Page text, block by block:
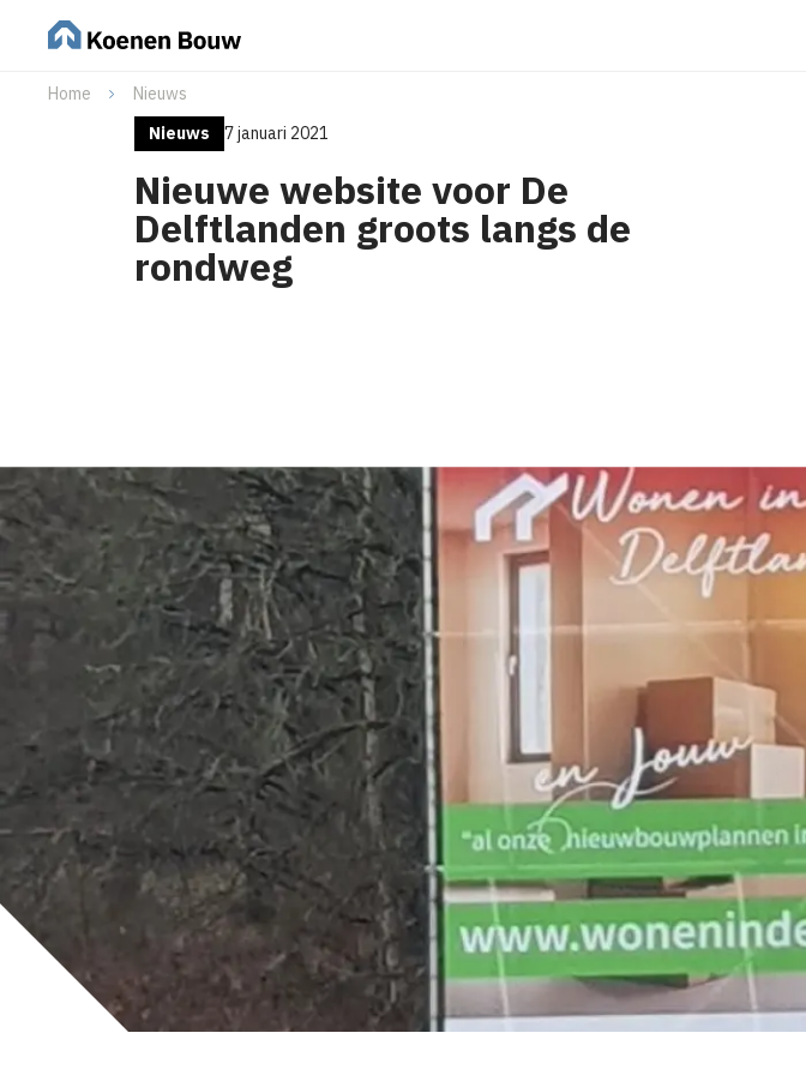
Home
Nieuws
Nieuws
7 januari 2021
Nieuwe website voor De
Delftlanden groots langs de
rondweg